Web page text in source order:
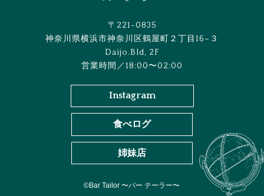
〒221-0835
神奈川県横浜市神奈川区鶴屋町２丁目16−３
Daijo.Bld, 2F
営業時間／18:00〜02:00
Instagram
食べログ
姉妹店
©︎Bar Tailor 〜バー テーラー〜